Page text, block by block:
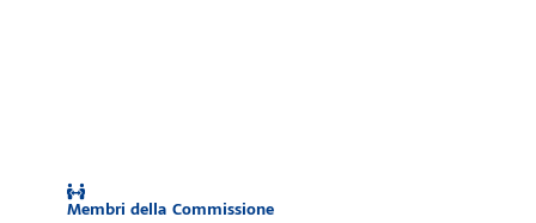
Membri della Commissione